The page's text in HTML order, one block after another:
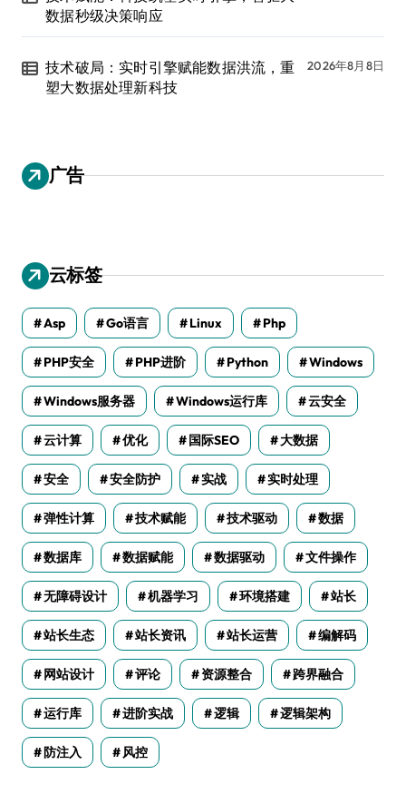
数据秒级决策响应
技术破局：实时引擎赋能数据洪流，重
塑大数据处理新科技
2026年8月8日
广告
云标签
Asp Go语言 Linux Php
PHP安全 PHP进阶 Python Windows
Windows服务器 Windows运行库 云安全
云计算 优化 国际SEO 大数据
安全 安全防护 实战 实时处理
弹性计算 技术赋能 技术驱动 数据
数据库 数据赋能 数据驱动 文件操作
无障碍设计 机器学习 环境搭建 站长
站长生态 站长资讯 站长运营 编解码
网站设计 评论 资源整合 跨界融合
运行库 进阶实战 逻辑 逻辑架构
防注入 风控